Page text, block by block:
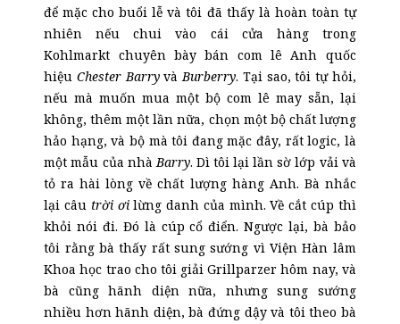
để mặc cho buổi lễ và tôi đã thấy là hoàn toàn tự
nhiên nếu chui vào cái cửa hàng trong
Kohlmarkt chuyên bày bán com lê Anh quốc
hiệuChester BarryvàBurberry. Tại sao, tôi tự hỏi,
nếu mà muốn mua một bộ com lê may sẵn, lại
không, thêm một lần nữa, chọn một bộ chất lượng
hảo hạng, và bộ mà tôi đang mặc đây, rất logic, là
một mẫu của nhàBarry. Dì tôi lại lần sờ lớp vải và
tỏ ra hài lòng về chất lượng hàng Anh. Bà nhắc
lại câu trời ơilừng danh của mình. Về cắt cúp thì
khỏi nói đi. Đó là cúp cổ điển. Ngược lại, bà bảo
tôi rằng bà thấy rất sung sướng vì Viện Hàn lâm
Khoa học trao cho tôi giải Grillparzer hôm nay, và
bà cũng hãnh diện nữa, nhưng sung sướng
nhiều hơn hãnh diện, bà đứng dậy và tôi theo bà